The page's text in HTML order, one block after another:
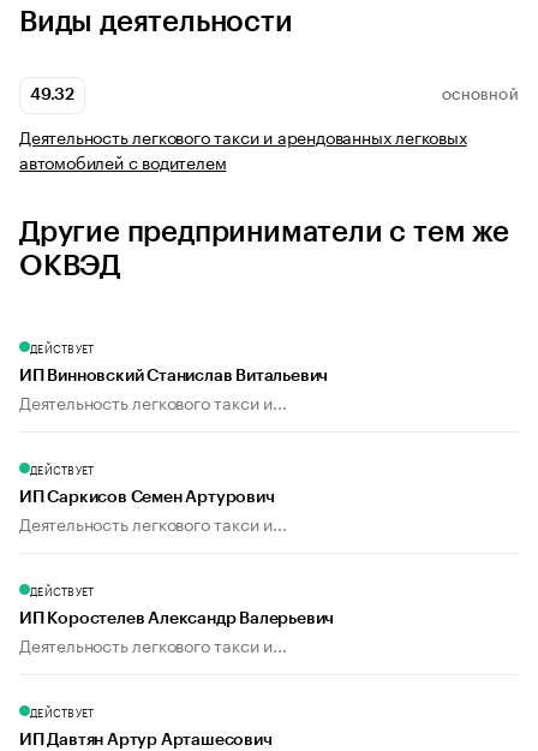
Виды деятельности
49.32 ОСНОВНОЙ
Деятельность легкового такси и арендованных легковых
автомобилей с водителем
Другие предприниматели с тем же
ОКВЭД
ДЕЙСТВУЕТ
ИП Винновский Станислав Витальевич
Деятельность легкового такси и...
ДЕЙСТВУЕТ
ИП Саркисов Семен Артурович
Деятельность легкового такси и...
ДЕЙСТВУЕТ
ИП Коростелев Александр Валерьевич
Деятельность легкового такси и...
ДЕЙСТВУЕТ
ИП Давтян Артур Арташесович